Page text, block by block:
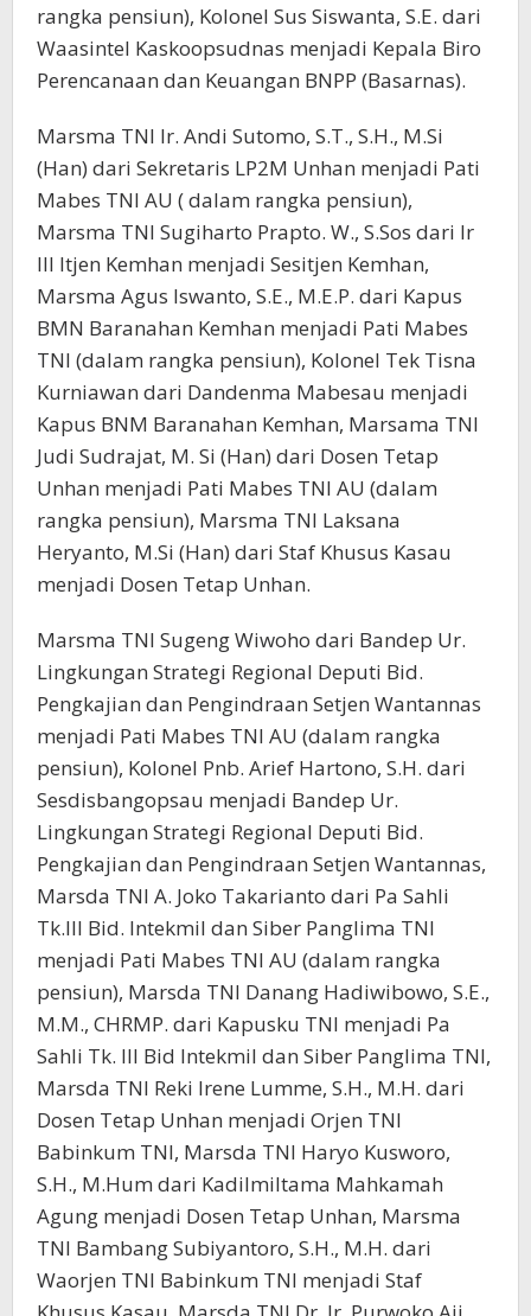
rangka pensiun), Kolonel Sus Siswanta, S.E. dari
Waasintel Kaskoopsudnas menjadi Kepala Biro
Perencanaan dan Keuangan BNPP (Basarnas).
Marsma TNI Ir. Andi Sutomo, S.T., S.H., M.Si
(Han) dari Sekretaris LP2M Unhan menjadi Pati
Mabes TNI AU ( dalam rangka pensiun),
Marsma TNI Sugiharto Prapto. W., S.Sos dari Ir
III Itjen Kemhan menjadi Sesitjen Kemhan,
Marsma Agus Iswanto, S.E., M.E.P. dari Kapus
BMN Baranahan Kemhan menjadi Pati Mabes
TNI (dalam rangka pensiun), Kolonel Tek Tisna
Kurniawan dari Dandenma Mabesau menjadi
Kapus BNM Baranahan Kemhan, Marsama TNI
Judi Sudrajat, M. Si (Han) dari Dosen Tetap
Unhan menjadi Pati Mabes TNI AU (dalam
rangka pensiun), Marsma TNI Laksana
Heryanto, M.Si (Han) dari Staf Khusus Kasau
menjadi Dosen Tetap Unhan.
Marsma TNI Sugeng Wiwoho dari Bandep Ur.
Lingkungan Strategi Regional Deputi Bid.
Pengkajian dan Pengindraan Setjen Wantannas
menjadi Pati Mabes TNI AU (dalam rangka
pensiun), Kolonel Pnb. Arief Hartono, S.H. dari
Sesdisbangopsau menjadi Bandep Ur.
Lingkungan Strategi Regional Deputi Bid.
Pengkajian dan Pengindraan Setjen Wantannas,
Marsda TNI A. Joko Takarianto dari Pa Sahli
Tk.III Bid. Intekmil dan Siber Panglima TNI
menjadi Pati Mabes TNI AU (dalam rangka
pensiun), Marsda TNI Danang Hadiwibowo, S.E.,
M.M., CHRMP. dari Kapusku TNI menjadi Pa
Sahli Tk. III Bid Intekmil dan Siber Panglima TNI,
Marsda TNI Reki Irene Lumme, S.H., M.H. dari
Dosen Tetap Unhan menjadi Orjen TNI
Babinkum TNI, Marsda TNI Haryo Kusworo,
S.H., M.Hum dari Kadilmiltama Mahkamah
Agung menjadi Dosen Tetap Unhan, Marsma
TNI Bambang Subiyantoro, S.H., M.H. dari
Waorjen TNI Babinkum TNI menjadi Staf